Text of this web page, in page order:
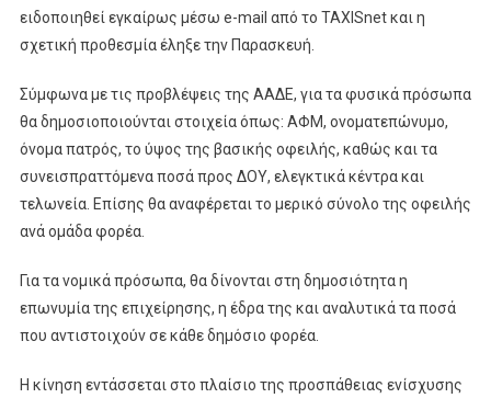
ειδοποιηθεί εγκαίρως μέσω e-mail από το TAXISnet και η
σχετική προθεσμία έληξε την Παρασκευή.
Σύμφωνα με τις προβλέψεις της ΑΑΔΕ, για τα φυσικά πρόσωπα
θα δημοσιοποιούνται στοιχεία όπως: ΑΦΜ, ονοματεπώνυμο,
όνομα πατρός, το ύψος της βασικής οφειλής, καθώς και τα
συνεισπραττόμενα ποσά προς ΔΟΥ, ελεγκτικά κέντρα και
τελωνεία. Επίσης θα αναφέρεται το μερικό σύνολο της οφειλής
ανά ομάδα φορέα.
Για τα νομικά πρόσωπα, θα δίνονται στη δημοσιότητα η
επωνυμία της επιχείρησης, η έδρα της και αναλυτικά τα ποσά
που αντιστοιχούν σε κάθε δημόσιο φορέα.
Η κίνηση εντάσσεται στο πλαίσιο της προσπάθειας ενίσχυσης